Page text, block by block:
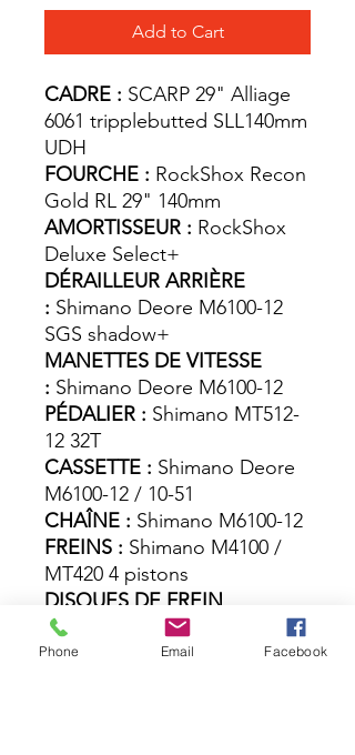
Add to Cart
CADRE : SCARP 29" Alliage
6061 tripplebutted SLL140mm
UDH
FOURCHE : RockShox Recon
Gold RL 29" 140mm
AMORTISSEUR : RockShox
Deluxe Select+
DÉRAILLEUR ARRIÈRE
: Shimano Deore M6100-12
SGS shadow+
MANETTES DE VITESSE
: Shimano Deore M6100-12
PÉDALIER : Shimano MT512-
12 32T
CASSETTE : Shimano Deore
M6100-12 / 10-51
CHAÎNE : Shimano M6100-12
FREINS : Shimano M4100 /
MT420 4 pistons
DISQUES DE FREIN
Shimano RT30 CL 180 / RT30
CL 160
Phone Email Facebook